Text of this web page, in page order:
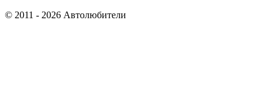
© 2011 - 2026 Автолюбители